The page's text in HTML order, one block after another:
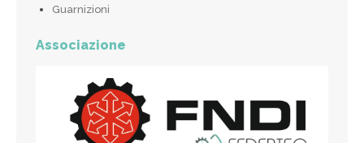
Guarnizioni
Associazione